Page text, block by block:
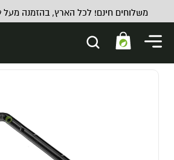
משלוחים חינם! לכל הארץ, בהזמנה מעל ₪299
זרעים למרפסת וגינה